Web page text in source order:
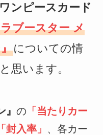
ワンピースカード
ブースター メ
についての情
思います。
の 「当たりカー
「封入率」 、各カー